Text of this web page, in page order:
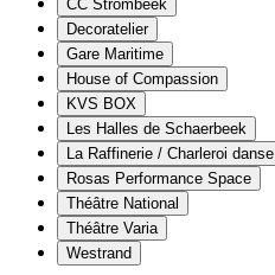
CC Strombeek
Decoratelier
Gare Maritime
House of Compassion
KVS BOX
Les Halles de Schaerbeek
La Raffinerie / Charleroi danse
Rosas Performance Space
Théâtre National
Théâtre Varia
Westrand